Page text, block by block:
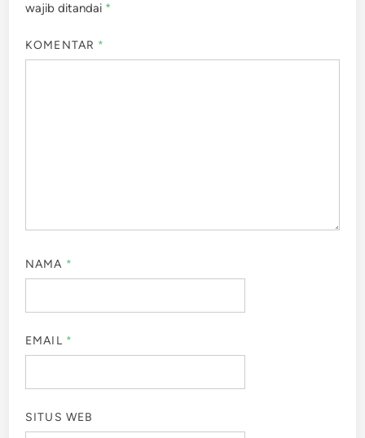
wajib ditandai *
KOMENTAR *
NAMA *
EMAIL *
SITUS WEB